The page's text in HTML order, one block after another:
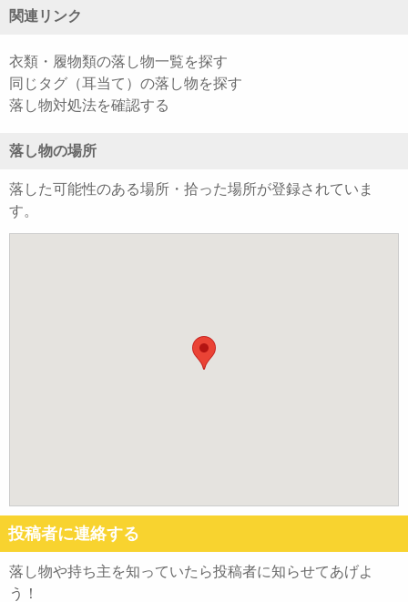
関連リンク
衣類・履物類の落し物一覧を探す
同じタグ（耳当て）の落し物を探す
落し物対処法を確認する
落し物の場所
落した可能性のある場所・拾った場所が登録されていま
す。
投稿者に連絡する
落し物や持ち主を知っていたら投稿者に知らせてあげよ
う！